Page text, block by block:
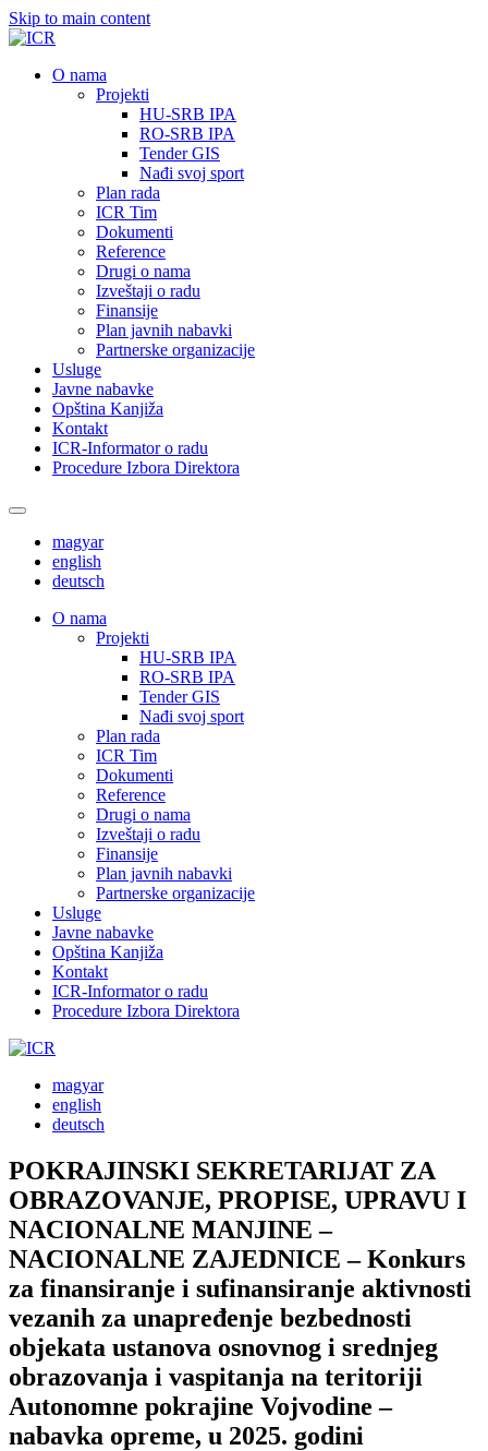
Skip to main content
О nama
Projekti
HU-SRB IPA
RO-SRB IPA
Tender GIS
Nađi svoj sport
Plan rada
ICR Tim
Dokumenti
Reference
Drugi o nama
Izveštaji o radu
Finansije
Plan javnih nabavki
Partnerske organizacije
Usluge
Javne nabavke
Opština Kanjiža
Kontakt
ICR-Informator o radu
Procedure Izbora Direktora
magyar
english
deutsch
О nama
Projekti
HU-SRB IPA
RO-SRB IPA
Tender GIS
Nađi svoj sport
Plan rada
ICR Tim
Dokumenti
Reference
Drugi o nama
Izveštaji o radu
Finansije
Plan javnih nabavki
Partnerske organizacije
Usluge
Javne nabavke
Opština Kanjiža
Kontakt
ICR-Informator o radu
Procedure Izbora Direktora
magyar
english
deutsch
POKRAJINSKI SEKRETARIJAT ZA
OBRAZOVANJE, PROPISE, UPRAVU I
NACIONALNE MANJINE –
NACIONALNE ZAJEDNICE – Konkurs
za finansiranje i sufinansiranje aktivnosti
vezanih za unapređenje bezbednosti
objekata ustanova osnovnog i srednjeg
obrazovanja i vaspitanja na teritoriji
Autonomne pokrajine Vojvodine –
nabavka opreme, u 2025. godini